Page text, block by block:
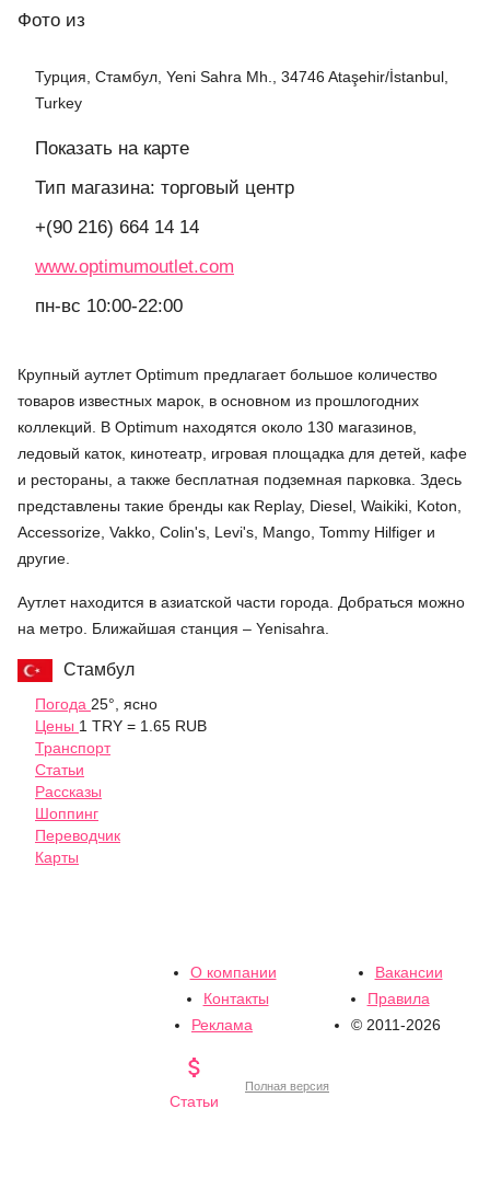
Фото из
Турция, Стамбул, Yeni Sahra Mh., 34746 Ataşehir/İstanbul,
Turkey
Показать на карте
Тип магазина: торговый центр
+(90 216) 664 14 14
www.optimumoutlet.com
пн-вс 10:00-22:00
Крупный аутлет Optimum предлагает большое количество
товаров известных марок, в основном из прошлогодних
коллекций. В Optimum находятся около 130 магазинов,
ледовый каток, кинотеатр, игровая площадка для детей, кафе
и рестораны, а также бесплатная подземная парковка. Здесь
представлены такие бренды как Replay, Diesel, Waikiki, Koton,
Accessorize, Vakko, Colin's, Levi's, Mango, Tommy Hilfiger и
другие.
Аутлет находится в азиатской части города. Добраться можно
на метро. Ближайшая станция – Yenisahra.
Стамбул
Погода 25°, ясно
Цены 1 TRY = 1.65 RUB
Транспорт
Статьи
Рассказы
Шоппинг
Переводчик
Карты
О компании
Вакансии
Контакты
Правила
Реклама
© 2011-2026

Статьи
Полная версия